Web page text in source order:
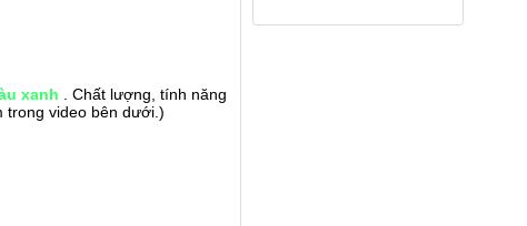
xanh . Chất lượng, tính năng
trong video bên dưới.)